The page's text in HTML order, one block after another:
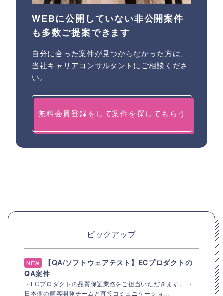
WEBに公開していない非公開案件
も多数ご提案できます
自分に合った案件が見つからなかった方は、
当社キャリアコンサルタントにご相談くださ
い。
無料会員登録をして案件を探してもらう
ピックアップ
NEW
【QA/ソフトウェアテスト】ECプロダクトの
QA案件
・ECプロダクトの品質保証業務をご担当いただきます。 ・
日本側の顧客開発チームと直接コミュニケーショ...